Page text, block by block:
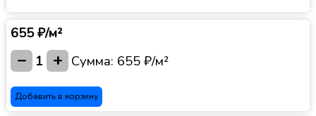
655 ₽/м²
− 1 + Сумма: 655 ₽/м²
Добавить в корзину